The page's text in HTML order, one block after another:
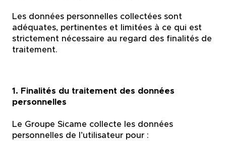
Les données personnelles collectées sont
adéquates, pertinentes et limitées à ce qui est
strictement nécessaire au regard des finalités de
traitement.
1. Finalités du traitement des données
personnelles
Le Groupe Sicame collecte les données
personnelles de l’utilisateur pour :